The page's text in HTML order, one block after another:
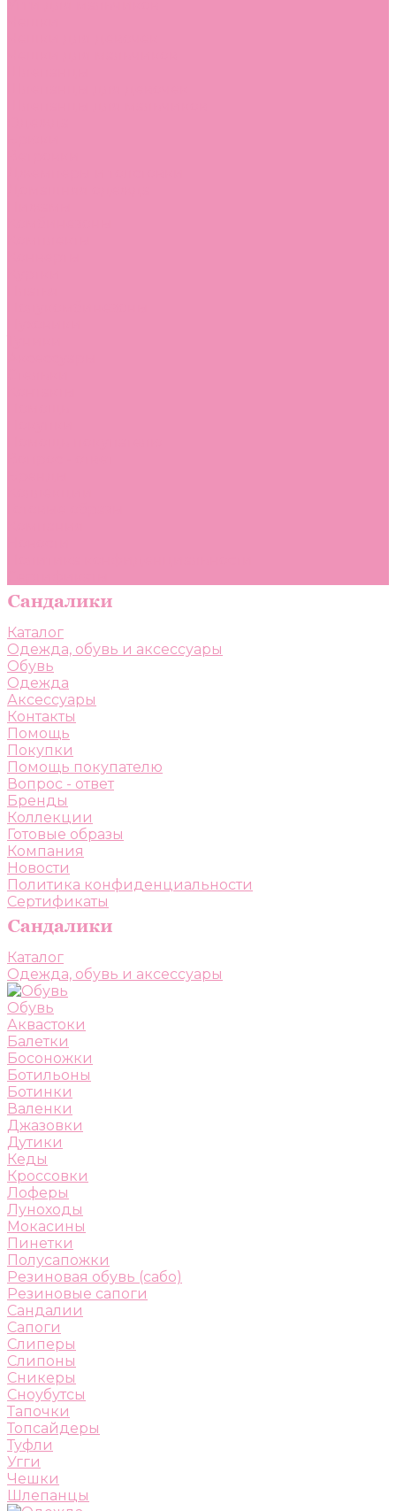
Каталог
Одежда, обувь и аксессуары
Обувь
Одежда
Аксессуары
Контакты
Помощь
Покупки
Помощь покупателю
Вопрос - ответ
Бренды
Коллекции
Готовые образы
Компания
Новости
Политика конфиденциальности
Сертификаты
Каталог
Одежда, обувь и аксессуары
Обувь
Аквастоки
Балетки
Босоножки
Ботильоны
Ботинки
Валенки
Джазовки
Дутики
Кеды
Кроссовки
Лоферы
Луноходы
Мокасины
Пинетки
Полусапожки
Резиновая обувь (сабо)
Резиновые сапоги
Сандалии
Сапоги
Слиперы
Слипоны
Сникеры
Сноубутсы
Тапочки
Топсайдеры
Туфли
Угги
Чешки
Шлепанцы